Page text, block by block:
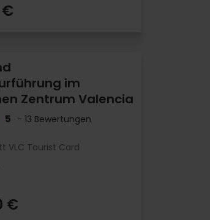
€
im
Zentrum Valencia
5 - 13 Bewertungen
VLC Tourist Card
€